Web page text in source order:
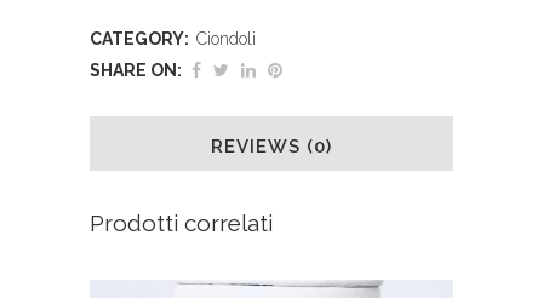
CATEGORY: Ciondoli
SHARE ON:
REVIEWS (0)
Prodotti correlati